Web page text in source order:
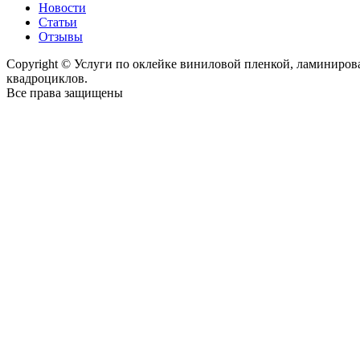
Новости
Статьи
Отзывы
Copyright © Услуги по оклейке виниловой пленкой,
квадроциклов.
Все права защищены